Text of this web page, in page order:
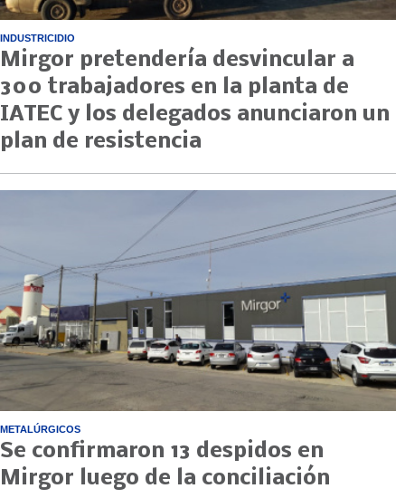
INDUSTRICIDIO
Mirgor pretendería desvincular a
300 trabajadores en la planta de
IATEC y los delegados anunciaron un
plan de resistencia
METALÚRGICOS
Se confirmaron 13 despidos en
Mirgor luego de la conciliación